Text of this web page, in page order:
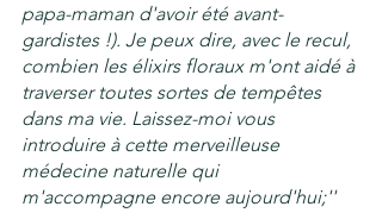
papa-maman d'avoir été avant-
gardistes !). Je peux dire, avec le recul,
combien les élixirs floraux m'ont aidé à
traverser toutes sortes de tempêtes
dans ma vie. Laissez-moi vous
introduire à cette merveilleuse
médecine naturelle qui
m'accompagne encore aujourd'hui;''